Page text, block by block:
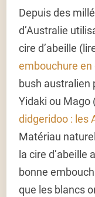
Depuis des
d’Australie
cire d’abeille
embouchure en
bush australien
Yidaki ou Mago
didgeridoo : les
Matériau
la cire d’abeille
bonne
que les blancs